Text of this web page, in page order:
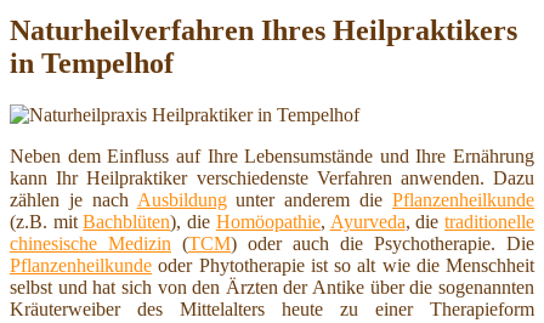
Naturheilverfahren Ihres Heilpraktikers
in Tempelhof
Neben dem Einfluss auf Ihre Lebensumstände und Ihre Ernährung
kann Ihr Heilpraktiker verschiedenste Verfahren anwenden. Dazu
zählen je nach Ausbildungunter anderem diePflanzenheilkunde
(z.B. mitBachblüten), die Homöopathie, Ayurveda, dietraditionelle
chinesische Medizin (TCM) oder auch die Psychotherapie. Die
Pflanzenheilkunde oder Phytotherapie ist so alt wie die Menschheit
selbst und hat sich von den Ärzten der Antike über die sogenannten
Kräuterweiber des Mittelalters heute zu einer Therapieform